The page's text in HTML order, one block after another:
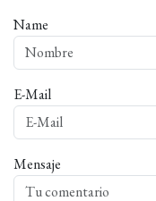
Name
E-Mail
Mensaje